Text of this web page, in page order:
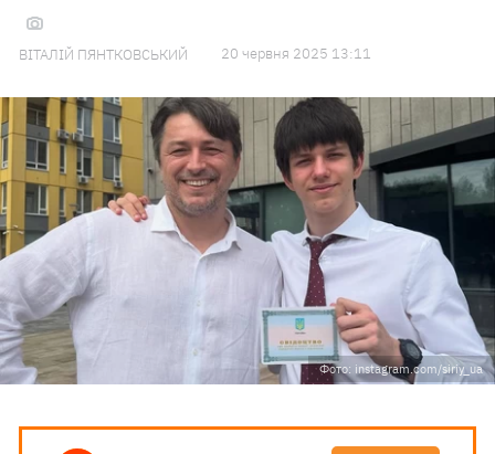
ВІТАЛІЙ ПЯНТКОВСЬКИЙ 20 червня 2025 13:11
Фото: instagram.com/siriy_ua